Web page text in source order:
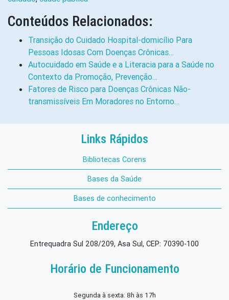
Conteúdos Relacionados:
Transição do Cuidado Hospital-domicílio Para
Pessoas Idosas Com Doenças Crônicas…
Autocuidado em Saúde e a Literacia para a Saúde no
Contexto da Promoção, Prevenção…
Fatores de Risco para Doenças Crônicas Não-
transmissíveis Em Moradores no Entorno…
Links Rápidos
Bibliotecas Corens
Bases da Saúde
Bases de conhecimento
Endereço
Entrequadra Sul 208/209, Asa Sul, CEP: 70390-100
Horário de Funcionamento
Segunda à sexta: 8h às 17h